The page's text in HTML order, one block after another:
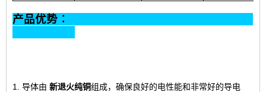
产品优势︰
1. 导体由 新退火纯铜组成，确保良好的电性能和非常好的导电